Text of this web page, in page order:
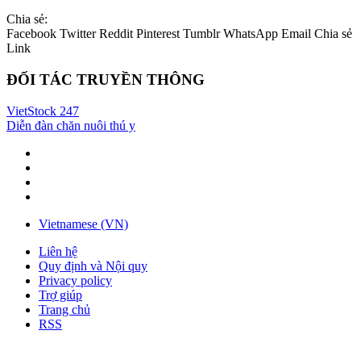
Chia sẻ:
Facebook Twitter Reddit Pinterest Tumblr WhatsApp Email Chia sẻ
Link
ĐỐI TÁC TRUYỀN THÔNG
VietStock 247
Diễn đàn chăn nuôi thú y
Vietnamese (VN)
Liên hệ
Quy định và Nội quy
Privacy policy
Trợ giúp
Trang chủ
RSS